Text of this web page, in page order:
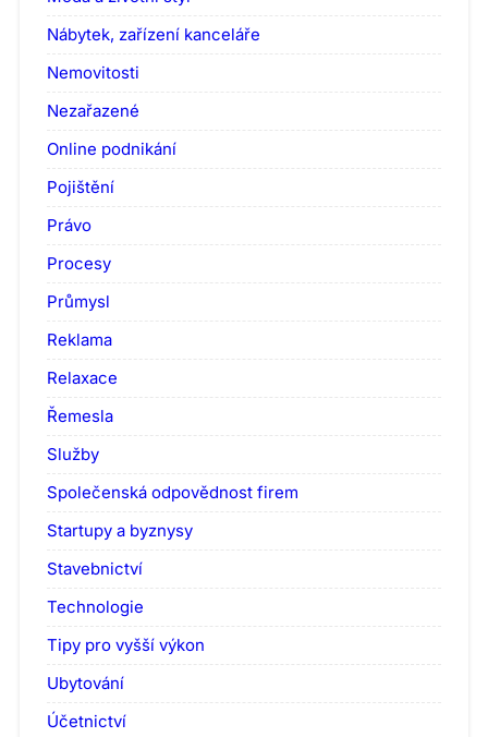
Nábytek, zařízení kanceláře
Nemovitosti
Nezařazené
Online podnikání
Pojištění
Právo
Procesy
Průmysl
Reklama
Relaxace
Řemesla
Služby
Společenská odpovědnost firem
Startupy a byznysy
Stavebnictví
Technologie
Tipy pro vyšší výkon
Ubytování
Účetnictví